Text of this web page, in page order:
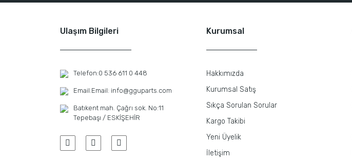
Ulaşım Bilgileri
Telefon:0 536 611 0 448
Email:Email: info@gguparts.com
Batıkent mah. Çağrı sok. No:11
Tepebaşı / ESKİŞEHİR
Kurumsal
Hakkımızda
Kurumsal Satış
Sıkça Sorulan Sorular
Kargo Takibi
Yeni Üyelik
İletişim